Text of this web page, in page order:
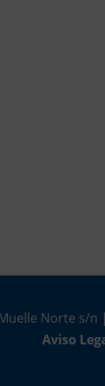
Norte s/n
Aviso